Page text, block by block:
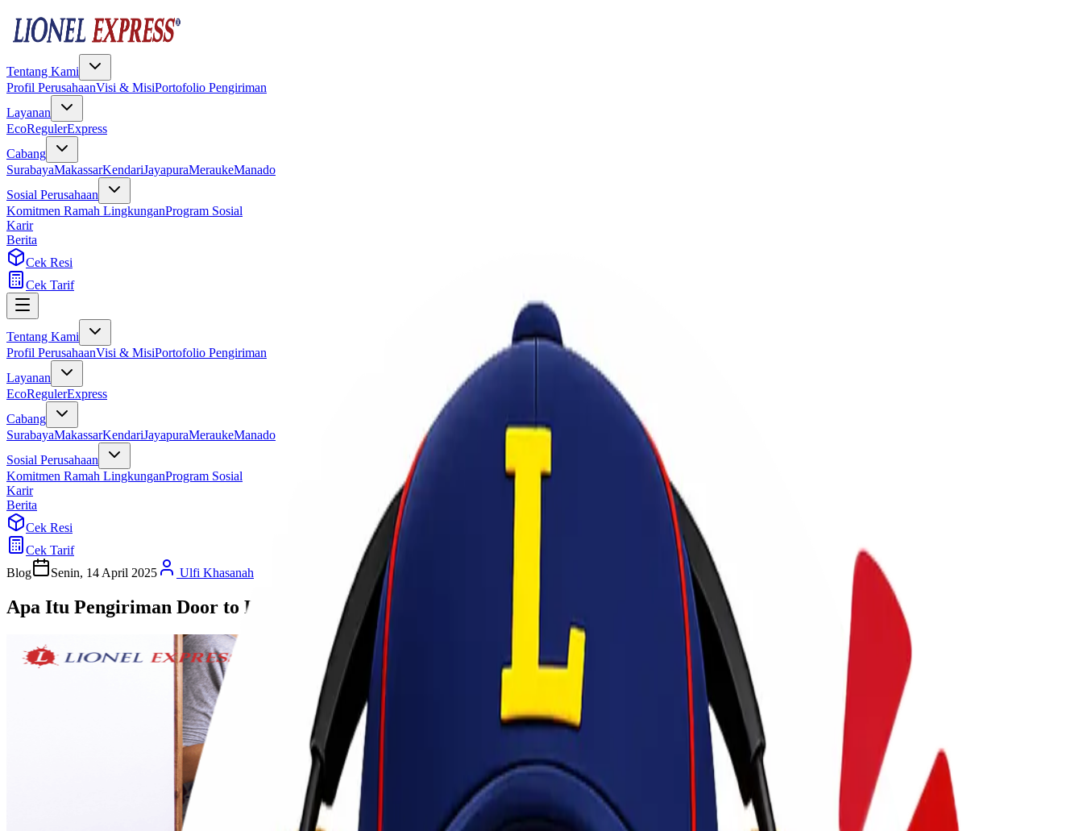
Tentang Kami
Profil PerusahaanVisi & MisiPortofolio Pengiriman
Layanan
EcoRegulerExpress
Cabang
SurabayaMakassarKendariJayapuraMeraukeManado
Sosial Perusahaan
Komitmen Ramah LingkunganProgram Sosial
Karir
Berita
Cek Resi
Cek Tarif
Tentang Kami
Profil PerusahaanVisi & MisiPortofolio Pengiriman
Layanan
EcoRegulerExpress
Cabang
SurabayaMakassarKendariJayapuraMeraukeManado
Sosial Perusahaan
Komitmen Ramah LingkunganProgram Sosial
Karir
Berita
Cek Resi
Cek Tarif
Blog
Senin, 14 April 2025 Ulfi Khasanah
Apa Itu Pengiriman Door to Door? Berikut Penjelasannya!